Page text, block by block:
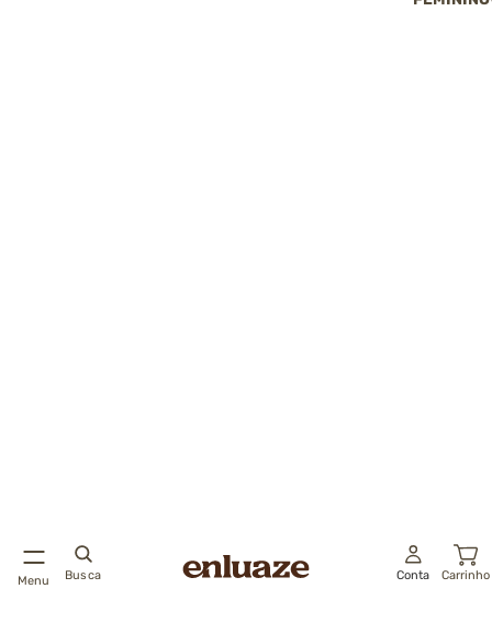
Menu Busca Conta Carrinho